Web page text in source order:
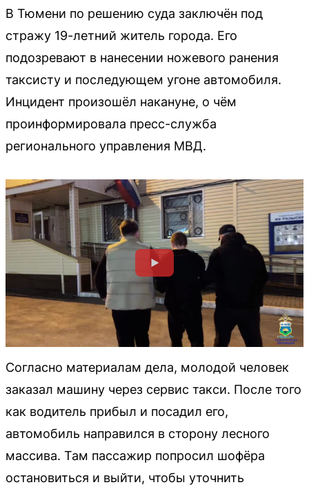
В Тюмени по решению суда заключён под
стражу 19-летний житель города. Его
подозревают в нанесении ножевого ранения
таксисту и последующем угоне автомобиля.
Инцидент произошёл накануне, о чём
проинформировала пресс-служба
регионального управления МВД.
Согласно материалам дела, молодой человек
заказал машину через сервис такси. После того
как водитель прибыл и посадил его,
автомобиль направился в сторону лесного
массива. Там пассажир попросил шофёра
остановиться и выйти, чтобы уточнить